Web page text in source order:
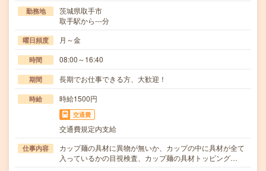
勤務地
茨城県取手市
取手駅から---分
曜日頻度 月～金
時間 08:00～16:40
期間 長期でお仕事できる方、大歓迎！
時給 時給1500円
交通費
交通費規定内支給
仕事内容
カップ麺の具材に異物が無いか、カップの中に具材が全て
入っているかの目視検査、カップ麺の具材トッピング…